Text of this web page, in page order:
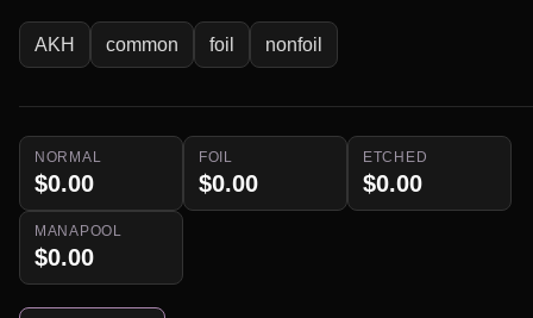
AKH common foil nonfoil
NORMAL
$0.00
FOIL
$0.00
ETCHED
$0.00
MANAPOOL
$0.00